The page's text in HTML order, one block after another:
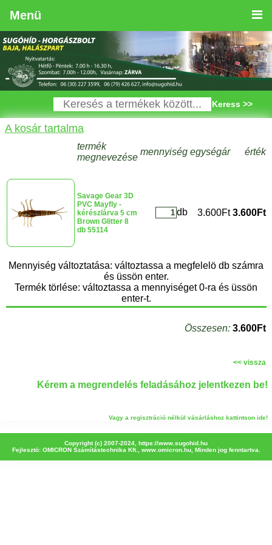
Menü
Keress >>
A kosár tartalma
termék
megnevezése
mennyiség egységár érték
Savage Gear 3D
PVC Mayfly -
kérészlárva 5 cm
Brown Glitter 8
db 55114
db 3.600Ft 3.600Ft
Mennyiség változtatása: változtassa a megfelelö db számra
és üssön enter.
Termék törlése: változtassa a mennyiséget 0-ra és üssön
enter-t.
Összesen: 3.600Ft
<< vissza
Kérem a megrendelés feladásához jelentkezen be!
Vagy a regisztráció nélkül vásárláshoz kattintson ide!
Copyright (c) 2007-2024, https://www.sugohid.hu
Fejlesztö: OMICRON Számítástechnika Kft., www.omicron.hu, Minden jog fenntartva.